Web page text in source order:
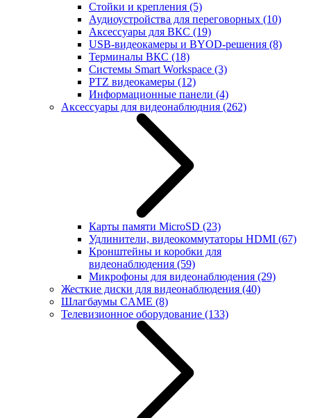
Стойки и крепления (5)
Аудиоустройства для переговорных (10)
Аксессуары для ВКС (19)
USB-видеокамеры и BYOD-решения (8)
Терминалы ВКС (18)
Системы Smart Workspace (3)
PTZ видеокамеры (12)
Информационные панели (4)
Аксессуары для видеонаблюдния (262)
Карты памяти MicroSD (23)
Удлинители, видеокоммутаторы HDMI (67)
Кронштейны и коробки для
видеонаблюдения (59)
Микрофоны для видеонаблюдения (29)
Жесткие диски для видеонаблюдения (40)
Шлагбаумы CAME (8)
Телевизионное оборудование (133)